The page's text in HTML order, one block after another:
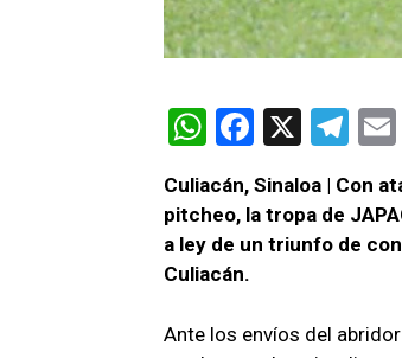
W
at
s
A
p
F
ce
b
X
T
e
gr
m
Culiacán, Sinaloa | Con
pitcheo, la tropa de
a ley de un triunfo de
Culiacán.
Ante los envíos del